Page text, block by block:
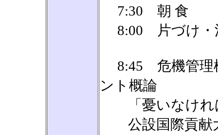
7:30 朝 食
8:00 片づけ・
8:45 危機管理
ント概論
「憂いなけれ
公設国際貢献